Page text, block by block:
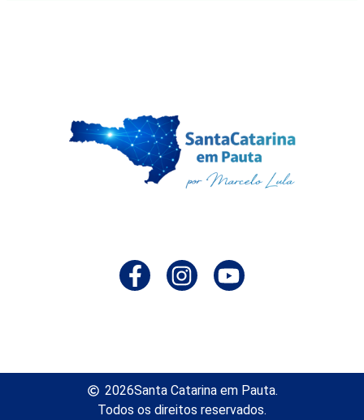
2026Santa Catarina em Pauta.
Todos os direitos reservados.